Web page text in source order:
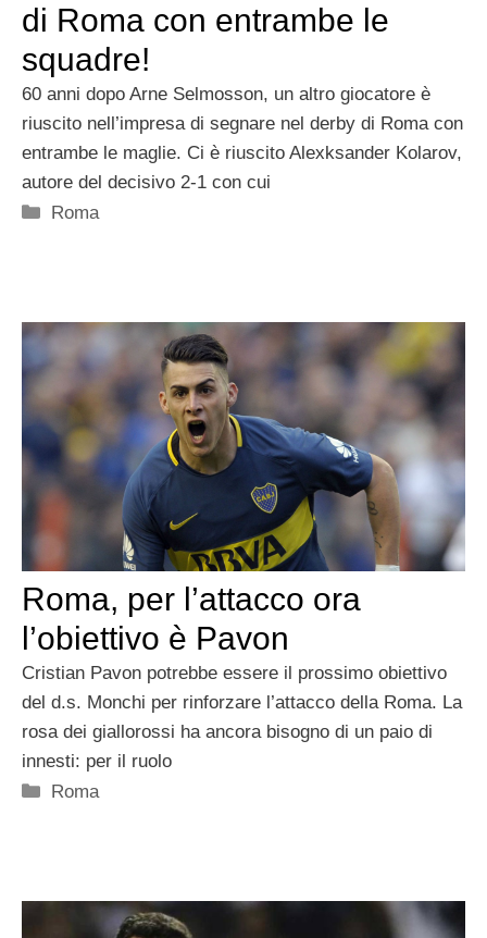
di Roma con entrambe le
squadre!
60 anni dopo Arne Selmosson, un altro giocatore è
riuscito nell’impresa di segnare nel derby di Roma con
entrambe le maglie. Ci è riuscito Alexksander Kolarov,
autore del decisivo 2-1 con cui
Categorie
Roma
Roma, per l’attacco ora
l’obiettivo è Pavon
Cristian Pavon potrebbe essere il prossimo obiettivo
del d.s. Monchi per rinforzare l’attacco della Roma. La
rosa dei giallorossi ha ancora bisogno di un paio di
innesti: per il ruolo
Categorie
Roma